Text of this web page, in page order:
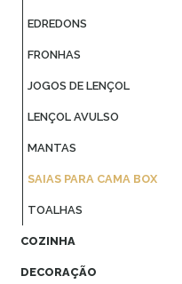
EDREDONS
FRONHAS
JOGOS DE LENÇOL
LENÇOL AVULSO
MANTAS
SAIAS PARA CAMA BOX
TOALHAS
COZINHA
DECORAÇÃO